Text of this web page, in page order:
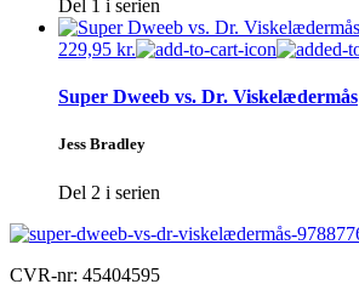
Del 1 i serien
229,95 kr.
Super Dweeb vs. Dr. Viskelædermås
Jess Bradley
Del 2 i serien
CVR-nr: 45404595